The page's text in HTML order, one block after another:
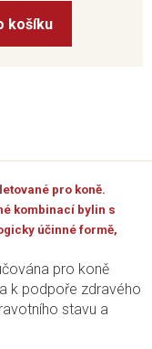
košíku
pro koně.
kombinací bylin s
účinné formě,
pro koně
k podpoře zdravého
stavu a